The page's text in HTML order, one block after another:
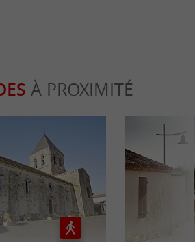
À PROXIMITÉ